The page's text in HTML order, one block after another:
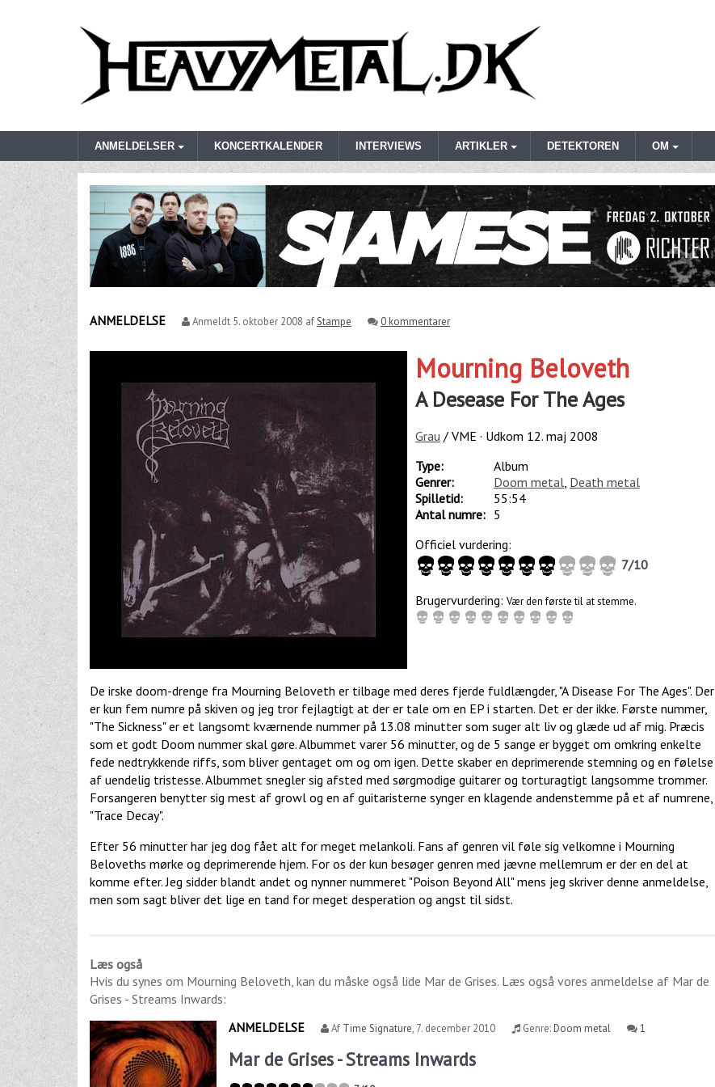
ANMELDELSER KONCERTKALENDER INTERVIEWS ARTIKLER DETEKTOREN OM
ANMELDELSE Anmeldt 5. oktober 2008 afStampe 0 kommentarer
Mourning Beloveth
A Desease For The Ages
Grau / VME · Udkom 12. maj 2008
Type:
Album
Genrer:
Doom metal, Death metal
Spilletid:
55:54
Antal numre: 5
Officiel vurdering:
7/10
Brugervurdering: Vær den første til at stemme.
De irske doom-drenge fra Mourning Beloveth er tilbage med deres fjerde fuldlængder, "A Disease For The Ages". Der
er kun fem numre på skiven og jeg tror fejlagtigt at der er tale om en EP i starten. Det er der ikke. Første nummer,
"The Sickness" er et langsomt kværnende nummer på 13.08 minutter som suger alt liv og glæde ud af mig. Præcis
som et godt Doom nummer skal gøre. Albummet varer 56 minutter, og de 5 sange er bygget om omkring enkelte
fede nedtrykkende riffs, som bliver gentaget om og om igen. Dette skaber en deprimerende stemning og en følelse
af uendelig tristesse. Albummet snegler sig afsted med sørgmodige guitarer og torturagtigt langsomme trommer.
Forsangeren benytter sig mest af growl og en af guitaristerne synger en klagende andenstemme på et af numrene,
"Trace Decay".
Efter 56 minutter har jeg dog fået alt for meget melankoli. Fans af genren vil føle sig velkomne i Mourning
Beloveths mørke og deprimerende hjem. For os der kun besøger genren med jævne mellemrum er der en del at
komme efter. Jeg sidder blandt andet og nynner nummeret "Poison Beyond All" mens jeg skriver denne anmeldelse,
men som sagt bliver det lige en tand for meget desperation og angst til sidst.
Læs også
Hvis du synes om Mourning Beloveth , kan du måske også lide Mar de Grises. Læs også vores anmeldelse af Mar de
Grises - Streams Inwards:
ANMELDELSE
Af Time Signature, 7. december 2010 Genre:Doom metal 1
Mar de Grises - Streams Inwards